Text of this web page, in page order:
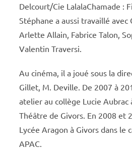
Delcourt/Cie LalalaChamade :
Stéphane a aussi travaillé avec
Arlette Allain, Fabrice Talon,
Valentin Traversi.
Au cinéma, il a joué sous la
Gillet, M. Deville. De 2007 à
atelier au collège Lucie Aubrac
Théâtre de Givors. En 2008 et
Lycée Aragon à Givors dans le
APAC.